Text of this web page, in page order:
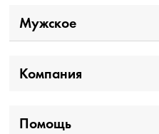
Мужское
Компания
Помощь